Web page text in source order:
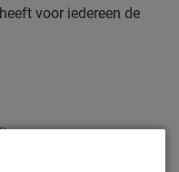
voor iedereen de